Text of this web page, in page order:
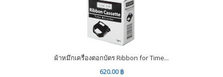
ผ้าหมึกเครื่องตอกบัตร Ribbon for Time...
620.00 ฿